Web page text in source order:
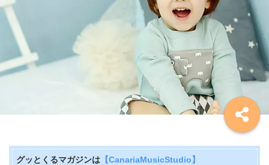
グッとくるマガジンは【CanariaMusicStudio】